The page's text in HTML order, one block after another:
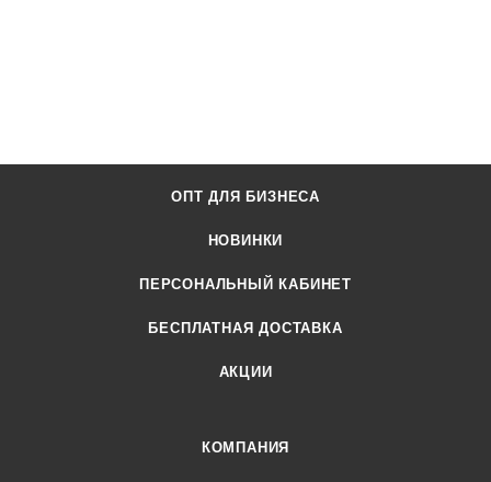
ОПТ ДЛЯ БИЗНЕСА
НОВИНКИ
ПЕРСОНАЛЬНЫЙ КАБИНЕТ
БЕСПЛАТНАЯ ДОСТАВКА
АКЦИИ
КОМПАНИЯ